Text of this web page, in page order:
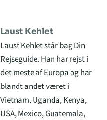
Laust Kehlet
Laust Kehlet står bag Din
Rejseguide. Han har rejst i
det meste af Europa og har
blandt andet været i
Vietnam, Uganda, Kenya,
USA, Mexico, Guatemala,